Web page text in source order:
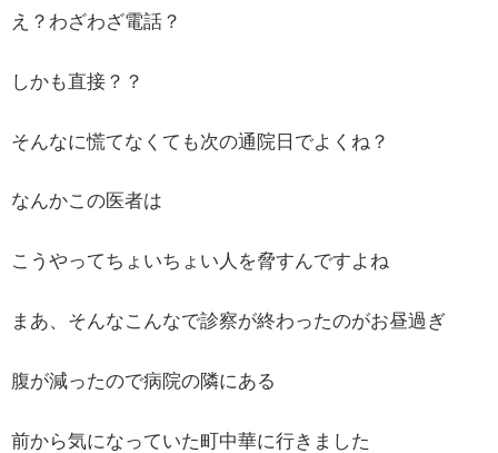
え？わざわざ電話？
しかも直接？？
そんなに慌てなくても次の通院日でよくね？
なんかこの医者は
こうやってちょいちょい人を脅すんですよね
まあ、そんなこんなで診察が終わったのがお昼過ぎ
腹が減ったので病院の隣にある
前から気になっていた町中華に行きました